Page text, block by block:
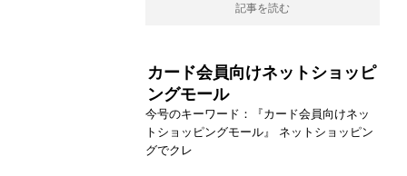
記事を読む
カード会員向けネットショッピ
ングモール
今号のキーワード：『カード会員向けネッ
トショッピングモール』 ネットショッピン
グでクレ